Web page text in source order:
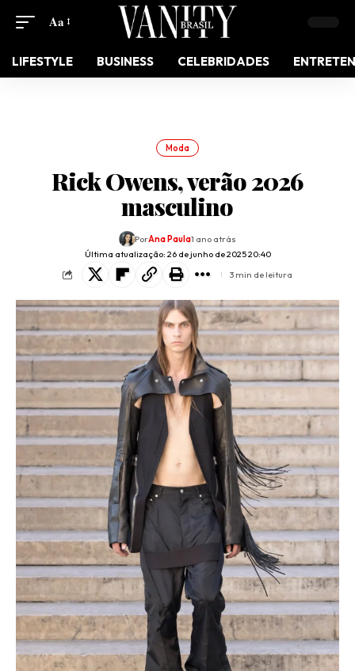
Aa
LIFESTYLE BUSINESS CELEBRIDADES
Moda
Rick Owens, verão 2026
masculino
Última atualização: 26 de junho de 2025 20:40
PorAna Paula1 ano atrás
3 min de leitura